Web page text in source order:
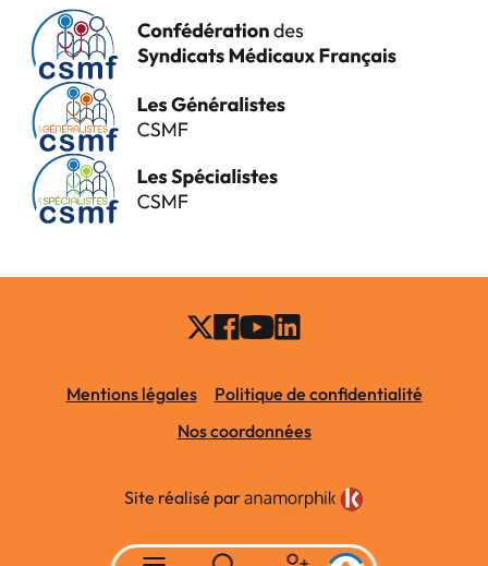
Mentions légales
Politique de confidentialité
Nos coordonnées
Site réalisé par